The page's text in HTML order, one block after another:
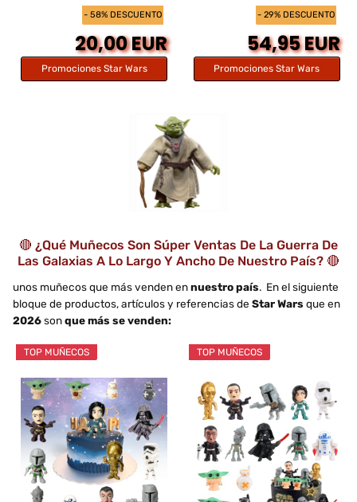
- 58% DESCUENTO
20,00 EUR
Promociones Star Wars
- 29% DESCUENTO
54,95 EUR
Promociones Star Wars
🔴 ¿Qué Muñecos Son Súper Ventas De La Guerra De
Las Galaxias A Lo Largo Y Ancho De Nuestro País? 🔴
unos muñecos que más venden ennuestro país. En el siguiente
bloque de productos, artículos y referencias de Star Wars que en
2026sonque más se venden:
TOP MUÑECOS TOP MUÑECOS